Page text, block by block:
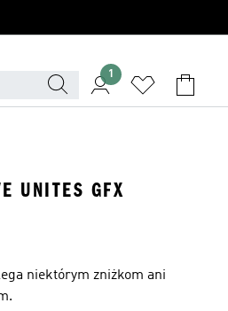
1
UNITES GFX
niektórym zniżkom ani